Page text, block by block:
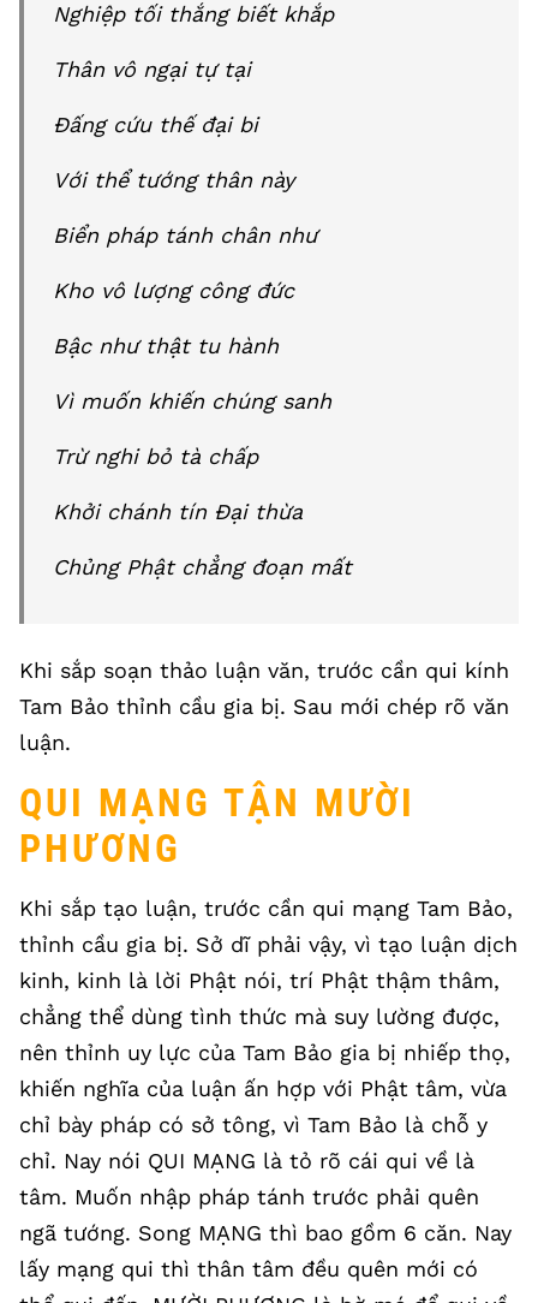
Nghiệp tối thắng biết khắp
Thân vô ngại tự tại
Đấng cứu thế đại bi
Với thể tướng thân này
Biển pháp tánh chân như
Kho vô lượng công đức
Bậc như thật tu hành
Vì muốn khiến chúng sanh
Trừ nghi bỏ tà chấp
Khởi chánh tín Đại thừa
Chủng Phật chẳng đoạn mất
Khi sắp soạn thảo luận văn, trước cần qui kính
Tam Bảo thỉnh cầu gia bị. Sau mới chép rõ văn
luận.
QUI MẠNG TẬN MƯỜI
PHƯƠNG
Khi sắp tạo luận, trước cần qui mạng Tam Bảo,
thỉnh cầu gia bị. Sở dĩ phải vậy, vì tạo luận dịch
kinh, kinh là lời Phật nói, trí Phật thậm thâm,
chẳng thể dùng tình thức mà suy lường được,
nên thỉnh uy lực của Tam Bảo gia bị nhiếp thọ,
khiến nghĩa của luận ấn hợp với Phật tâm, vừa
chỉ bày pháp có sở tông, vì Tam Bảo là chỗ y
chỉ. Nay nói QUI MẠNG là tỏ rõ cái qui về là
tâm. Muốn nhập pháp tánh trước phải quên
ngã tướng. Song MẠNG thì bao gồm 6 căn. Nay
lấy mạng qui thì thân tâm đều quên mới có